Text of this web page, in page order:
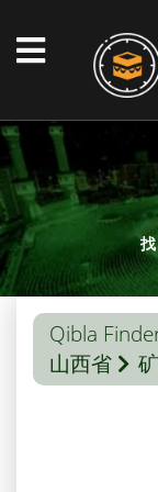
Qibla
山西省